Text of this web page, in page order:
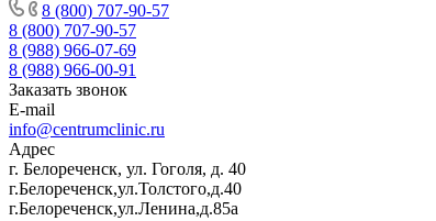
8 (800) 707-90-57
8 (800) 707-90-57
8 (988) 966-07-69
8 (988) 966-00-91
Заказать звонок
E-mail
info@centrumclinic.ru
Адрес
г. Белореченск, ул. Гоголя, д. 40
г.Белореченск,ул.Толстого,д.40
г.Белореченск,ул.Ленина,д.85а